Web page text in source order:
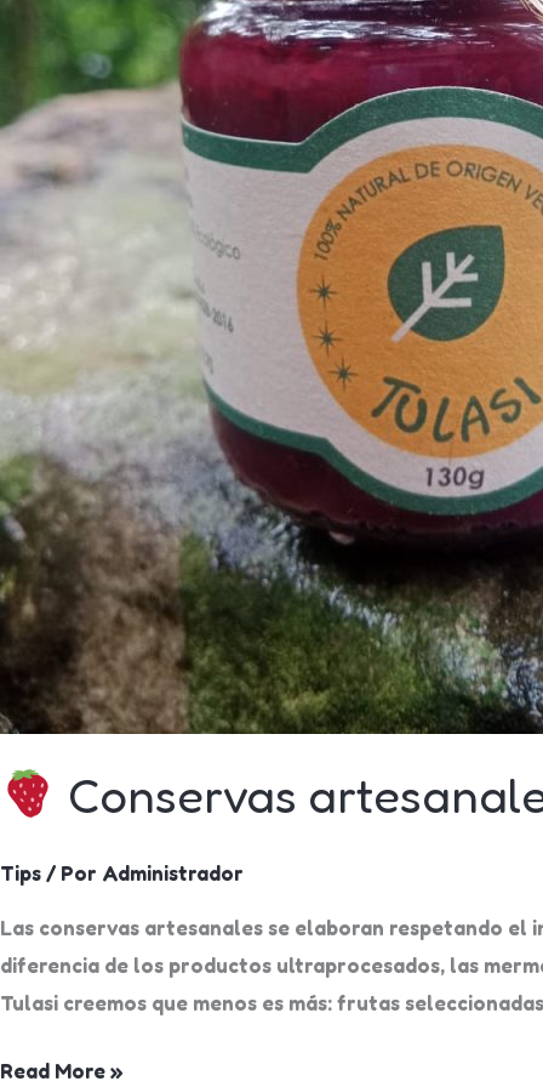
Conservas
Tips/ Por Administrador
Las conservas artesanales se elaboran respetando
diferencia de los productos ultraprocesados, las
Tulasi creemos que menos es más: frutas
Read More »